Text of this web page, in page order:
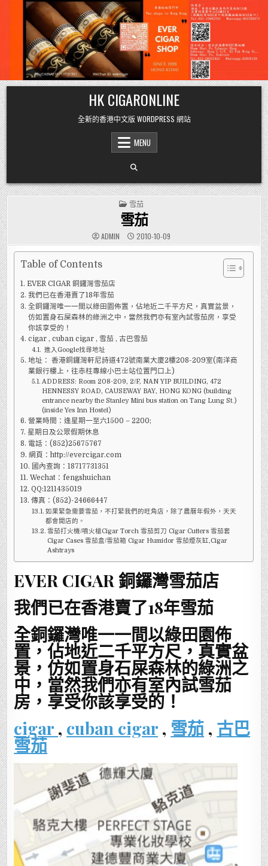
Skip
to
content
HK CIGARONLINE
全新的香港中文版 WORDPRESS 網站
MENU
POSTED
IN
雪茄
雪茄
ADMIN 2010-10-09
Table of Contents
EVER CIGAR 銅鑼灣雪茄店
我們已在香港賣了18年雪茄
全銅鑼灣唯一一間以綠田園佈置，佔地近二千平方尺，真實盆景，
仿如置身石屎森林的綠洲之中，當然我們亦有室內試雪茄房，享受
你該享受的！
cigar , cuban cigar , 雪茄 , 古巴雪茄
進入Google找尋地址
地址： 香港銅鑼灣軒尼詩道472號南業大廈2樓208-209室(南洋商
業銀行樓上，往赤柱專線小巴士站位置門口上)
ADDRESS: Room 208-209, 2/F, NAN YIP BUILDING, 472
HENNESSY ROAD, CAUSEWAY BAY, HONG KONG (building
entrance nearby the Stanley Mini bus station on Tang Lung St.)
(inside Yes Inn Hostel)
營業時間：逢星期一至六1500 – 2200;
星期日及公眾假期休息
電話：(852)25675767
網頁：http://evercigar.com
國內查詢：18717731351
Wechat：fengshuichan
QQ:1211435019
傳真：(852)-24666447
如果緊急需要雪茄，不打緊我們的旺角店，除了農曆年假外，天天
都會開店的。
雪茄打火機/噴火槍Cigar Torch 雪茄剪刀 Cigar Cutters 雪茄套
Cigar Cases 雪茄盒/雪茄箱 Cigar Humidor 雪茄煙灰缸,Cigar
Ashtrays
EVER CIGAR 銅鑼灣雪茄店
我們已在香港賣了18年雪茄
全銅鑼灣唯一一間以綠田園佈
置，佔地近二千平方尺，真實盆
景，仿如置身石屎森林的綠洲之
中，當然我們亦有室內試雪茄
房，享受你該享受的！
cigar, cuban cigar, 雪茄 , 古巴
雪茄